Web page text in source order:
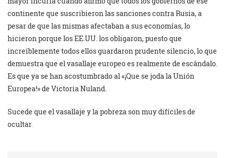
continente que suscribieron las sanciones contra Rusia, a
pesar de que las mismas afectaban a sus economías, lo
hicieron porque los EE.UU. los obligaron, puesto que
increíblemente todos ellos guardaron prudente silencio, lo que
demuestra que el vasallaje europeo es realmente de escándalo.
Es que ya se han acostumbrado al «¡Que se joda la Unión
Europea!» de Victoria Nuland.
Sucede que el vasallaje y la pobreza son muy difíciles de
ocultar.